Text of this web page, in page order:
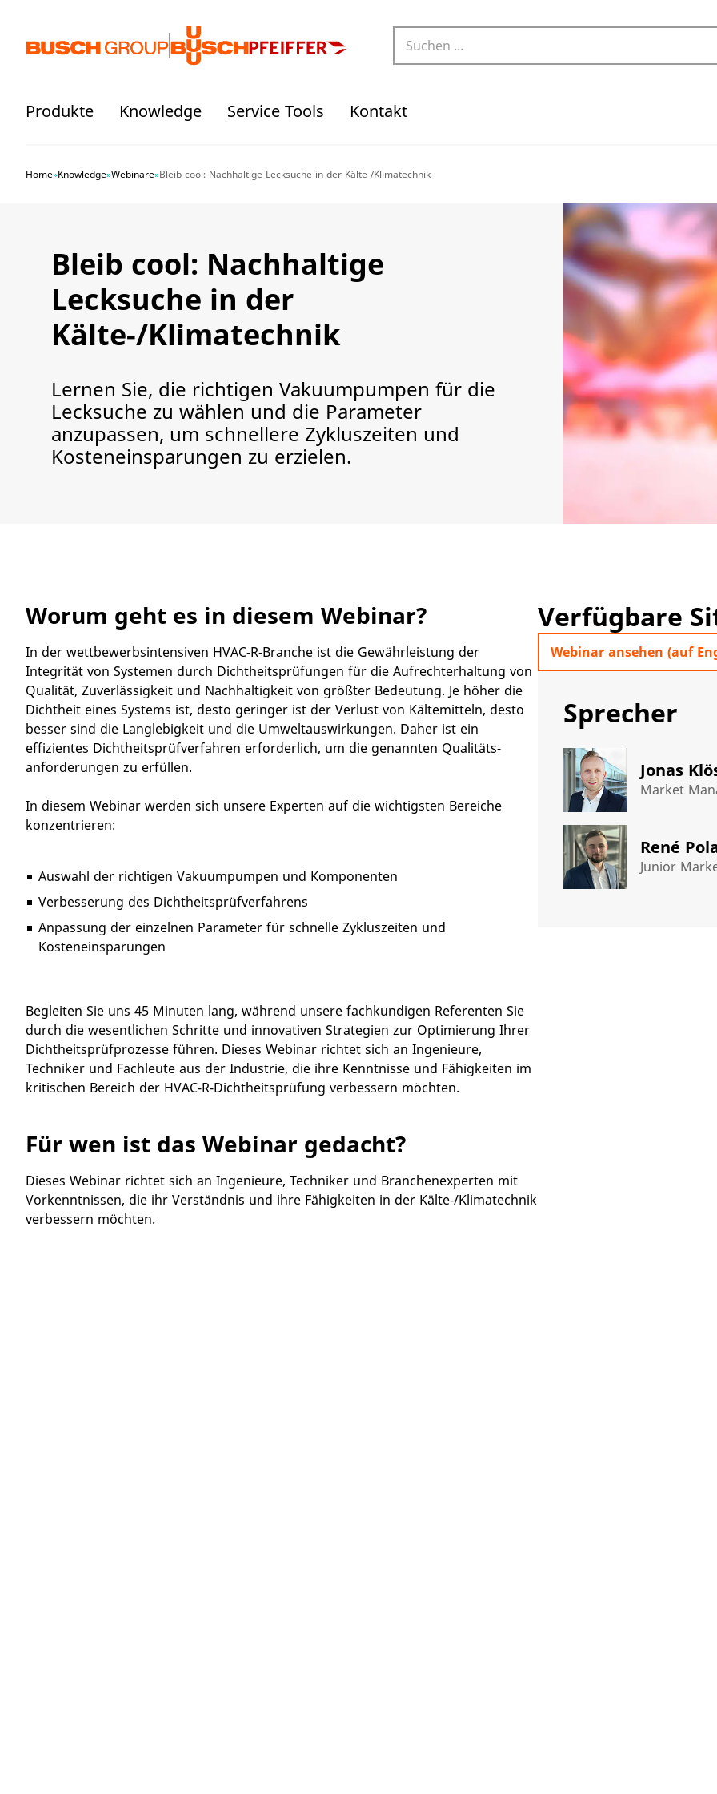
Produkte Knowledge Service Tools Kontakt
Home»Knowledge»Webinare»Bleib cool: Nachhaltige Lecksuche in der Kälte-/Klimatechnik
Bleib cool: Nachhaltige
Lecksuche in der
Kälte-/Klimatechnik
Lernen Sie, die richtigen Vakuumpumpen für die
Lecksuche zu wählen und die Parameter
anzupassen, um schnellere Zykluszeiten und
Kosteneinsparungen zu erzielen.
Worum geht es in diesem Webinar?
​​In der wettbewerbsintensiven HVAC-R-Branche ist die Gewährleistung der
Integrität von Systemen durch Dichtheitsprüfungen für die Aufrechterhaltung von
Qualität, Zuverlässigkeit und Nachhaltigkeit von größter Bedeutung. Je höher die
Dichtheit eines Systems ist, desto geringer ist der Verlust von Kältemitteln, desto
besser sind die Langlebigkeit und die Umweltauswirkungen. Daher ist ein
effizientes Dichtheitsprüfverfahren erforderlich, um die genannten Qualitäts-
anforderungen zu erfüllen.
In diesem Webinar werden sich unsere Experten auf die wichtigsten Bereiche
konzentrieren:
Auswahl der richtigen Vakuumpumpen und Komponenten
Verbesserung des Dichtheitsprüfverfahrens
Anpassung der einzelnen Parameter für schnelle Zykluszeiten und
Kosteneinsparungen
Begleiten Sie uns 45 Minuten lang, während unsere fachkundigen Referenten Sie
durch die wesentlichen Schritte und innovativen Strategien zur Optimierung Ihrer
Dichtheitsprüfprozesse führen. Dieses Webinar richtet sich an Ingenieure,
Techniker und Fachleute aus der Industrie, die ihre Kenntnisse und Fähigkeiten im
kritischen Bereich der HVAC-R-Dichtheitsprüfung verbessern möchten.
Für wen ist das Webinar gedacht?
​​Dieses Webinar richtet sich an Ingenieure, Techniker und Branchenexperten mit
Vorkenntnissen, die ihr Verständnis und ihre Fähigkeiten in der Kälte-/Klimatechnik
verbessern möchten.​
Verfügbare
Webinar ansehen (auf
Sprecher
Jonas
Market
René
Junior